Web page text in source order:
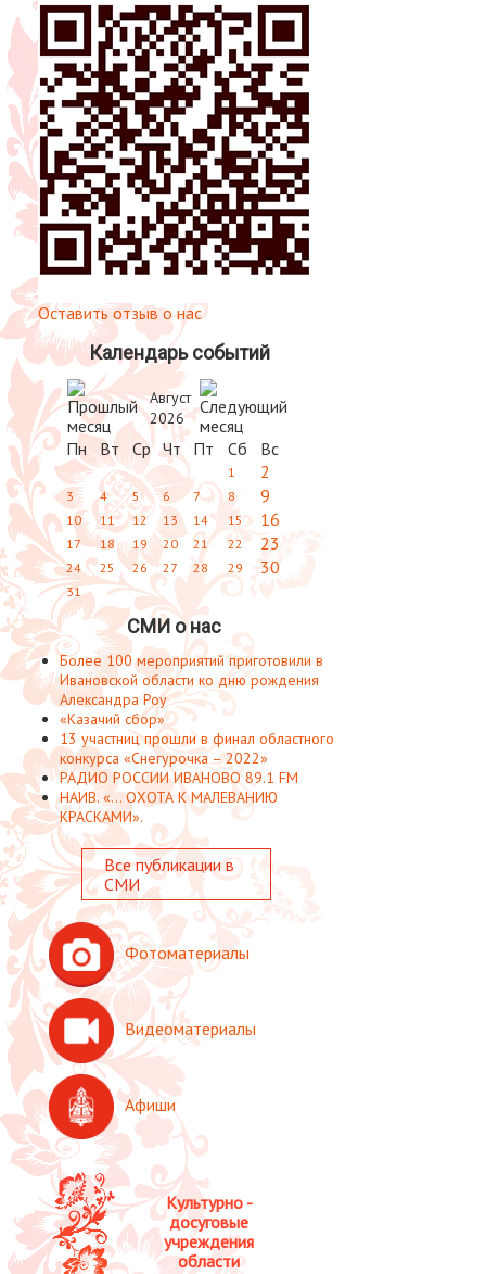
Культурно -
досуговые
учреждения
области
Оставить отзыв о нас
Календарь событий
Август
2026
Пн Вт Ср Чт Пт Сб Вс
1 2
3 4 5 6 7 8 9
10 11 12 13 14 15 16
17 18 19 20 21 22 23
24 25 26 27 28 29 30
31
СМИ о нас
Более 100 мероприятий приготовили в
Ивановской области ко дню рождения
Александра Роу
«Казачий сбор»
13 участниц прошли в финал областного
конкурса «Снегурочка – 2022»
РАДИО РОССИИ ИВАНОВО 89.1 FM
НАИВ. «... ОХОТА К МАЛЕВАНИЮ
КРАСКАМИ».
Все публикации в
СМИ
Фотоматериалы
Видеоматериалы
Афиши